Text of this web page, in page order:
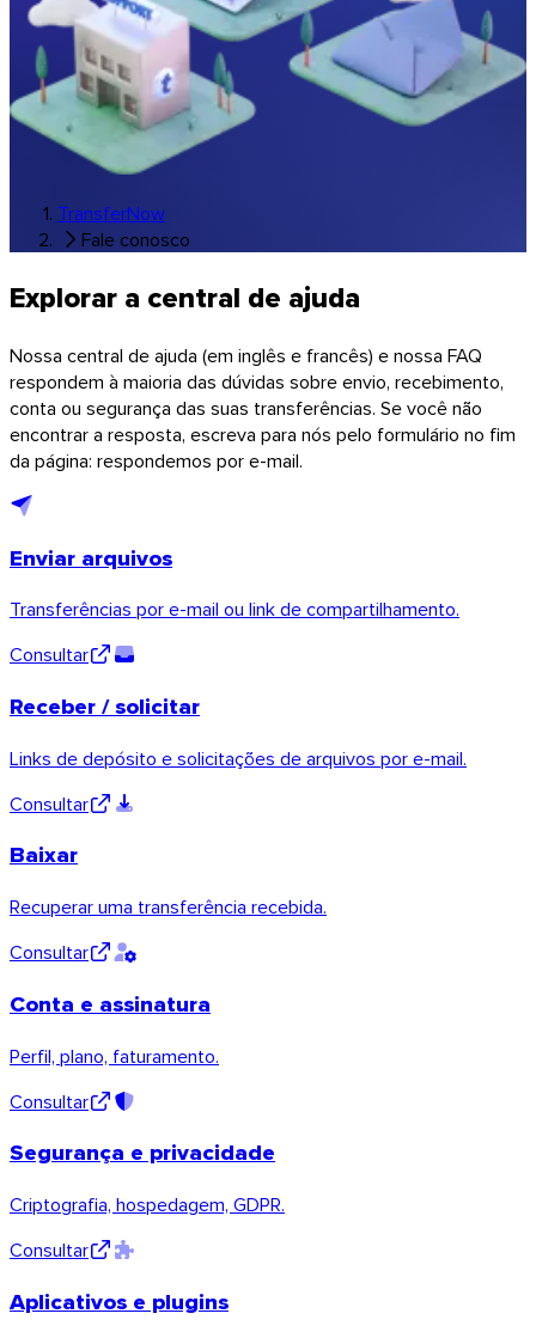
Música & estúdios
Todas as soluções por setor
Transferências com a sua marca
Softwares
TransferNow
Fale conosco
Explorar a central de ajuda
Nossa central de ajuda (em inglês e francês) e nossa FAQ
respondem à maioria das dúvidas sobre envio, recebimento,
conta ou segurança das suas transferências. Se você não
encontrar a resposta, escreva para nós pelo formulário no fim
da página: respondemos por e-mail.
Enviar arquivos
Transferências por e-mail ou link de compartilhamento.
Consultar
Receber / solicitar
Links de depósito e solicitações de arquivos por e-mail.
Consultar
Baixar
Recuperar uma transferência recebida.
Consultar
Conta e assinatura
Perfil, plano, faturamento.
Consultar
Segurança e privacidade
Criptografia, hospedagem, GDPR.
Consultar
Aplicativos e plugins